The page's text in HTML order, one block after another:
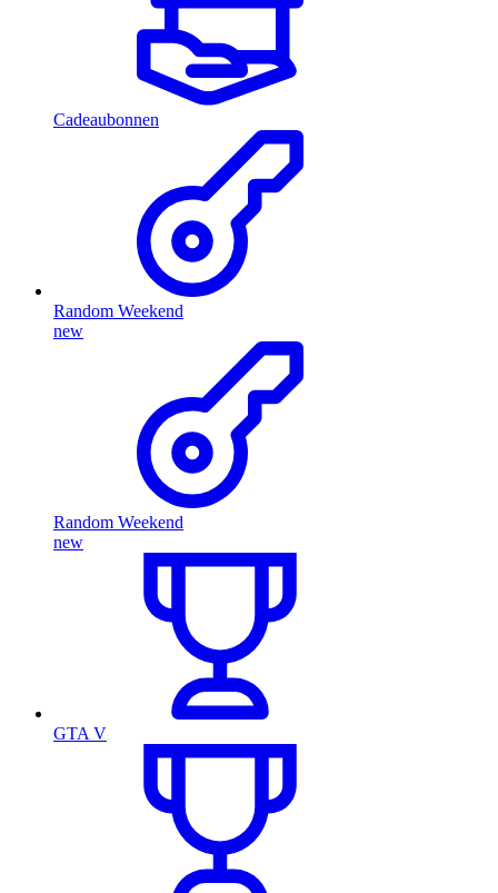
Cadeaubonnen
Random Weekend
new
Random Weekend
new
GTA V